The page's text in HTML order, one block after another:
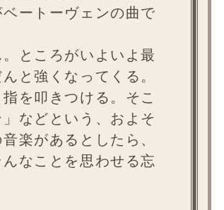
ートーヴェンの曲で
ところがいよいよ最
と強くなってくる。
を叩きつける。そこ
などという、およそ
楽があるとしたら、
なことを思わせる忘